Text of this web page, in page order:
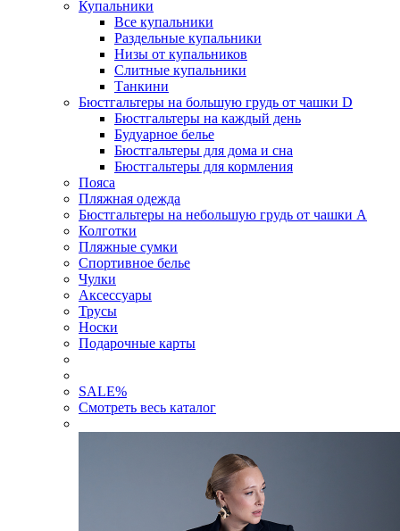
Купальники
Все купальники
Раздельные купальники
Низы от купальников
Слитные купальники
Танкини
Бюстгальтеры на большую грудь от чашки D
Бюстгальтеры на каждый день
Будуарное белье
Бюстгальтеры для дома и сна
Бюстгальтеры для кормления
Пояса
Пляжная одежда
Бюстгальтеры на небольшую грудь от чашки А
Колготки
Пляжные сумки
Спортивное белье
Чулки
Аксессуары
Трусы
Носки
Подарочные карты
SALE%
Смотреть весь каталог